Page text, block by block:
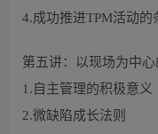
4.成功推进TPM活动的
第五讲：以现场为中
1.自主管理的积极意义
2.微缺陷成长法则